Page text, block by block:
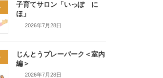
子育てサロン「いっぽ に
ほ」
2026年7月28日
じんとうプレーパーク＜室内
編＞
2026年7月28日